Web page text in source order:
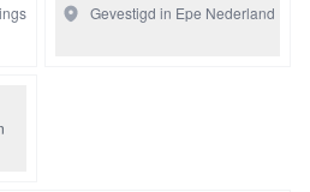
Gevestigd in Epe Nederland